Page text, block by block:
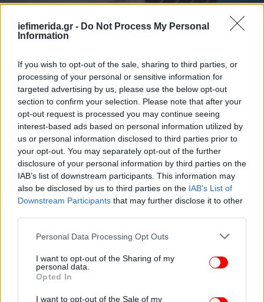
iefimerida.gr - Do Not Process My Personal
Information
If you wish to opt-out of the sale, sharing to third parties, or
processing of your personal or sensitive information for
targeted advertising by us, please use the below opt-out
section to confirm your selection. Please note that after your
opt-out request is processed you may continue seeing
interest-based ads based on personal information utilized by
us or personal information disclosed to third parties prior to
your opt-out. You may separately opt-out of the further
disclosure of your personal information by third parties on the
IAB’s list of downstream participants. This information may
also be disclosed by us to third parties on the IAB’s List of
Downstream Participants that may further disclose it to other
Please note that this website/app uses one or more Google
not limited to your visit or usage behaviour. You may click to
grant or deny consent to Google and its third-party tags to
use your data for below specified purposes in below Google
consent section.
Personal Data Processing Opt Outs
I want to opt-out of the Sharing of my
personal data.
Opted In
I want to opt-out of the Sale of my
ΕΛΛΑΔΑ 24/07/2019 10:52
Τσελέντης: Η Αθήνα δεν άντεξε τον σεισμό -Τι
θα συμβεί αν χτυπήσει με 6 Ρίχτερ;